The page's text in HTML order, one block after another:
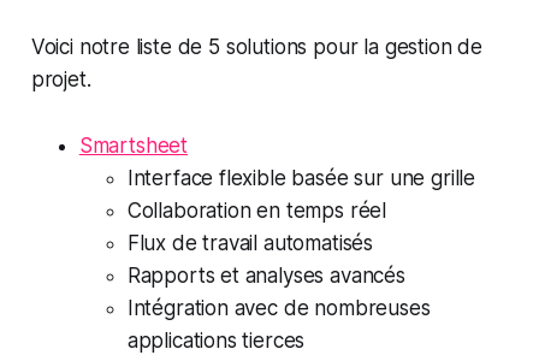
Voici notre liste de 5 solutions pour la gestion de
projet.
Smartsheet
Interface flexible basée sur une grille
Collaboration en temps réel
Flux de travail automatisés
Rapports et analyses avancés
Intégration avec de nombreuses
applications tierces